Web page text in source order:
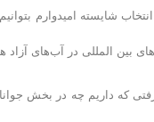
شایسته امیدوارم
بین المللی در آب‌های
که داریم چه در بخش